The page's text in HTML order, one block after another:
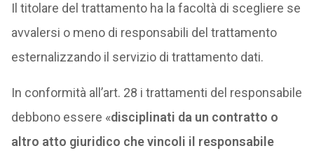
Il titolare del trattamento ha la facoltà di scegliere se
avvalersi o meno di responsabili del trattamento
esternalizzando il servizio di trattamento dati.
In conformità all’art. 28 i trattamenti del responsabile
debbono essere «disciplinati da un contratto o
altro atto giuridico che vincoli il responsabile